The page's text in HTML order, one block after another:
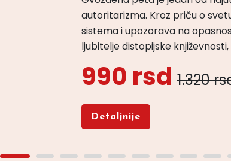
autoritarizma. Kroz priču o
sistema i upozorava na
ljubitelje distopijske
990 rsd 1.320
Detaljnije